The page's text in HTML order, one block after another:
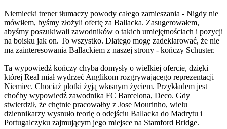
Niemiecki trener tłumaczy powody całego zamieszania - Nigdy nie
mówiłem, byśmy złożyli ofertę za Ballacka. Zasugerowałem,
abyśmy poszukiwali zawodników o takich umiejętnościach i pozycji
na boisku jak on. To wszystko. Dlatego mogę zadeklarować, że nie
ma zainteresowania Ballackiem z naszej strony - kończy Schuster.
Ta wypowiedź kończy chyba domysły o wielkiej ofercie, dzięki
której Real miał wydrzeć Anglikom rozgrywającego reprezentacji
Niemiec. Chociaż plotki żyją własnym życiem. Przykładem jest
choćby wypowiedź zawodnika FC Barcelona, Deco. Gdy
stwierdził, że chętnie pracowałby z Jose Mourinho, wielu
dziennikarzy wysnuło teorię o odejściu Ballacka do Madrytu i
Portugalczyku zajmującym jego miejsce na Stamford Bridge.